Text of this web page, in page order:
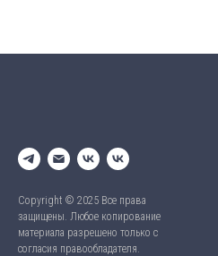
Copyright © 2025 Все права
защищены. Любое копирование
материала разрешено только с
согласия правообладателя.